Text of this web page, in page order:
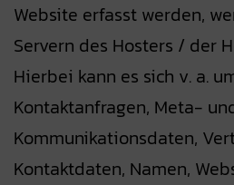
Website erfasst werden,
Servern des Hosters / der
Hierbei kann es sich v. a.
Kontaktanfragen, Meta-
Kommunikationsdaten,
Kontaktdaten, Namen,